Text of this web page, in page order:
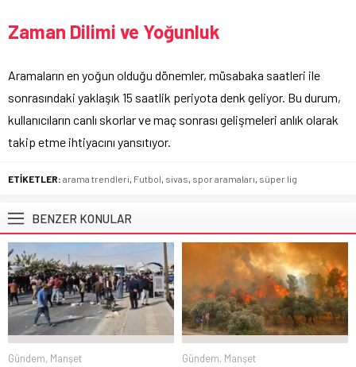
Zaman Dilimi ve Yoğunluk
Aramaların en yoğun olduğu dönemler, müsabaka saatleri ile
sonrasındaki yaklaşık 15 saatlik periyota denk geliyor. Bu durum,
kullanıcıların canlı skorlar ve maç sonrası gelişmeleri anlık olarak
takip etme ihtiyacını yansıtıyor.
ETİKETLER: arama trendleri Futbol sivas spor aramaları süper lig
BENZER KONULAR
Gündem, Manşet
Gündem, Manşet